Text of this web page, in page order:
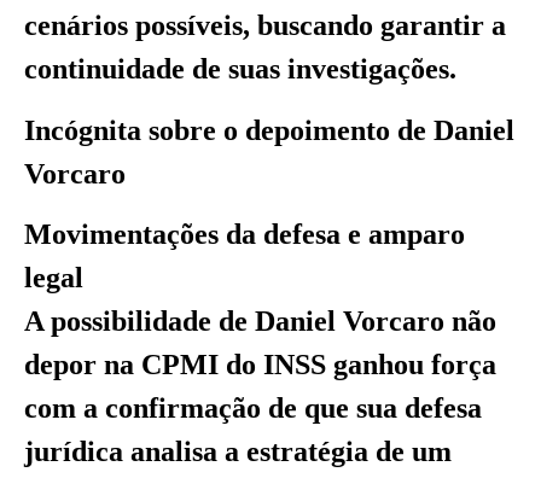
cenários possíveis, buscando garantir a
continuidade de suas investigações.
Incógnita sobre o depoimento de Daniel
Vorcaro
Movimentações da defesa e amparo
legal
A possibilidade de Daniel Vorcaro não
depor na CPMI do INSS ganhou força
com a confirmação de que sua defesa
jurídica analisa a estratégia de um